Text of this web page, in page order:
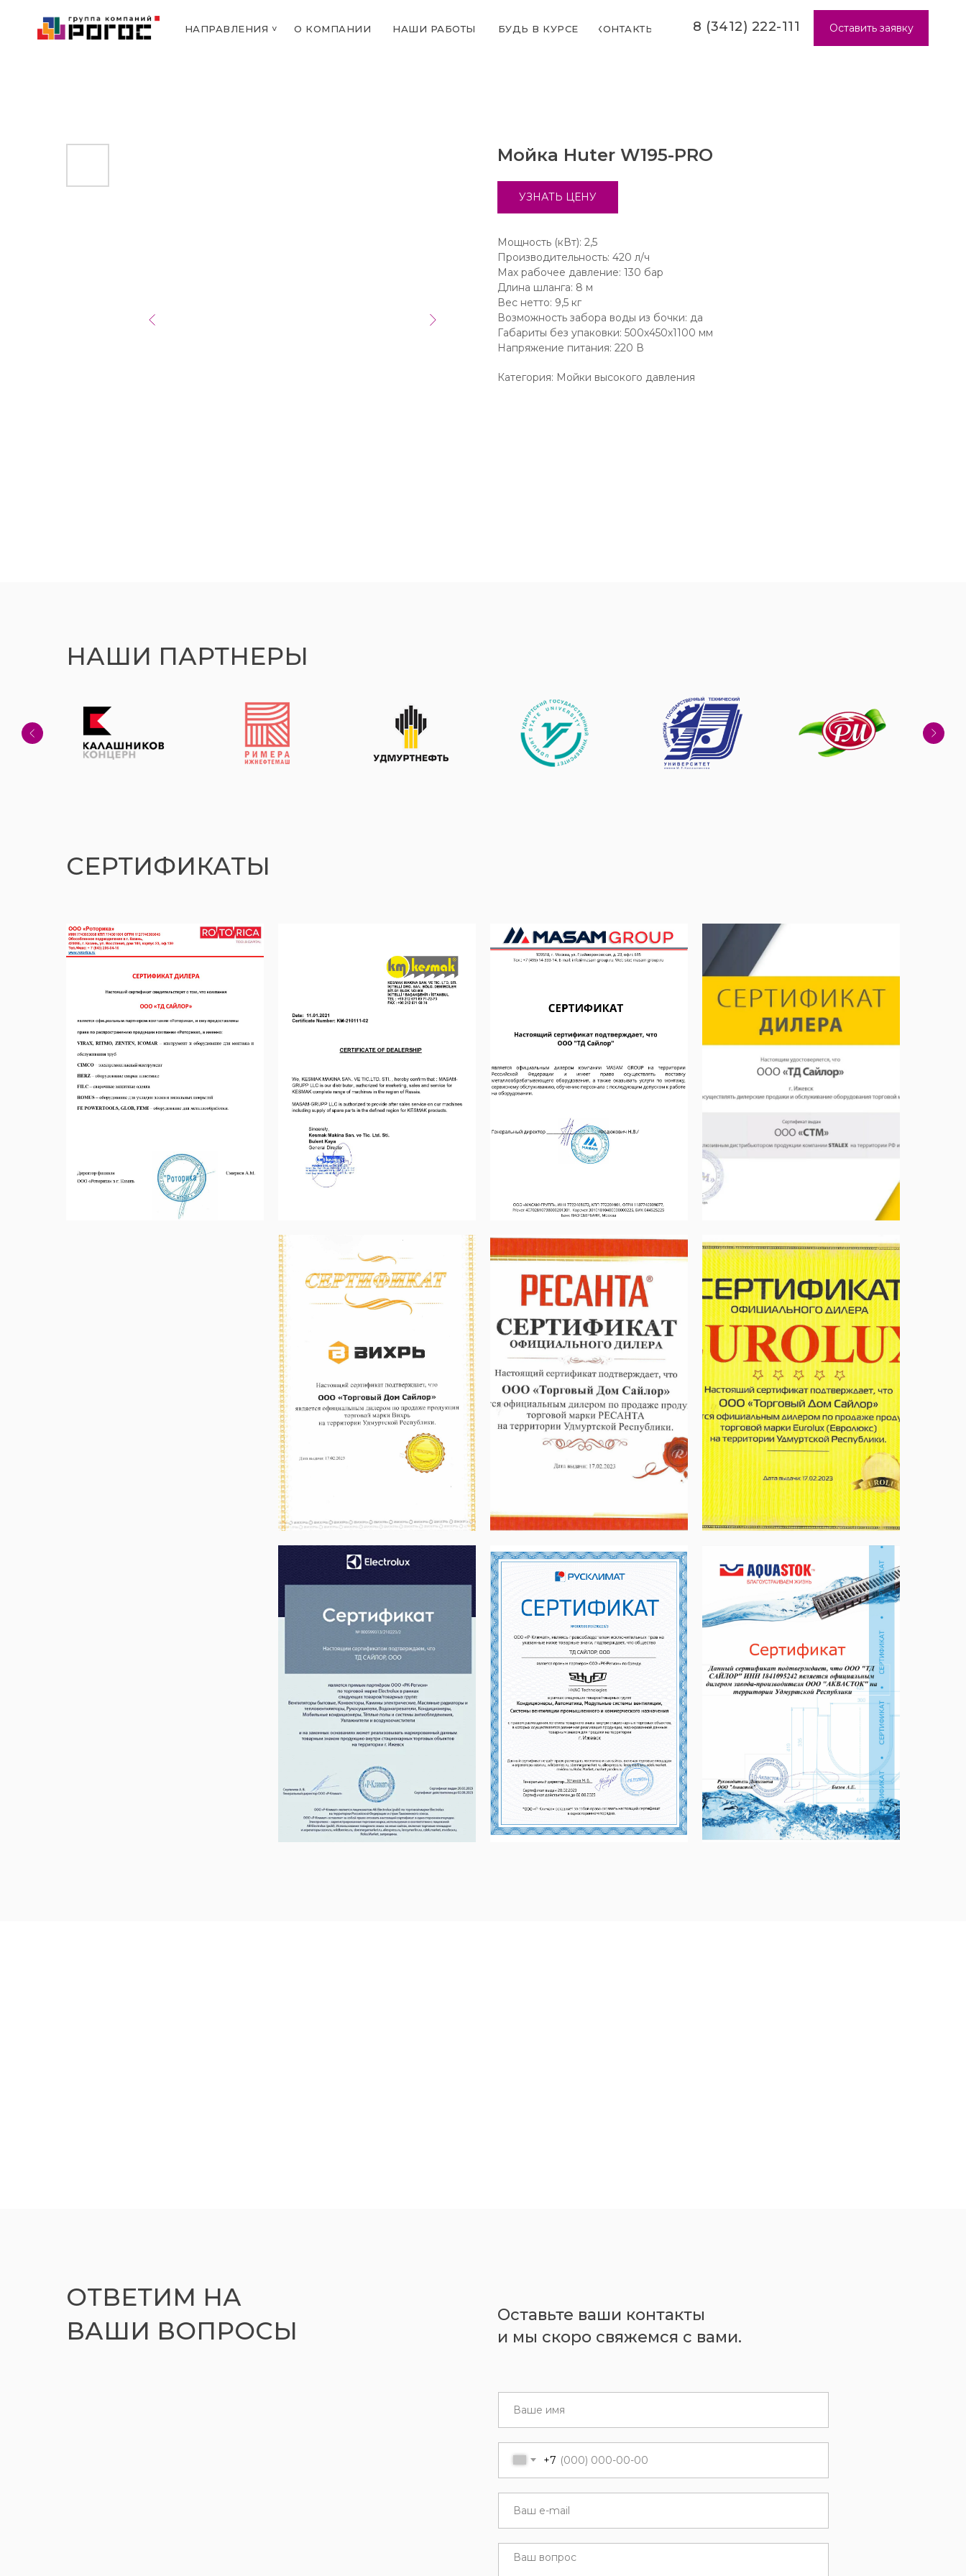
Оставить заявку
8 (3412) 222-111
НАПРАВЛЕНИЯ ˅ О КОМПАНИИ НАШИ РАБОТЫ КОНТАКТЫ
БУДЬ В КУРСЕ
Мойка Huter W195-PRO
УЗНАТЬ ЦЕНУ
Мощность (кВт): 2,5
Производительность: 420 л/ч
Мах рабочее давление: 130 бар
Длина шланга: 8 м
Вес нетто: 9,5 кг
Возможность забора воды из бочки: да
Габариты без упаковки: 500х450х1100 мм
Напряжение питания: 220 В
Категория: Мойки высокого давления
НАШИ ПАРТНЕРЫ
СЕРТИФИКАТЫ
+7
ОТВЕТИМ НА
ВАШИ ВОПРОСЫ
Оставьте ваши контакты
и мы скоро свяжемся с вами.